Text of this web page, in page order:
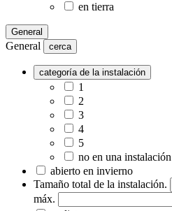
en tierra
General
General cerca
categoría de la instalación
1
2
3
4
5
no en una instalación
abierto en invierno
Tamaño total de la instalación.
máx.